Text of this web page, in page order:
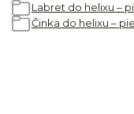
Labret do helixu –
Činka do helixu –